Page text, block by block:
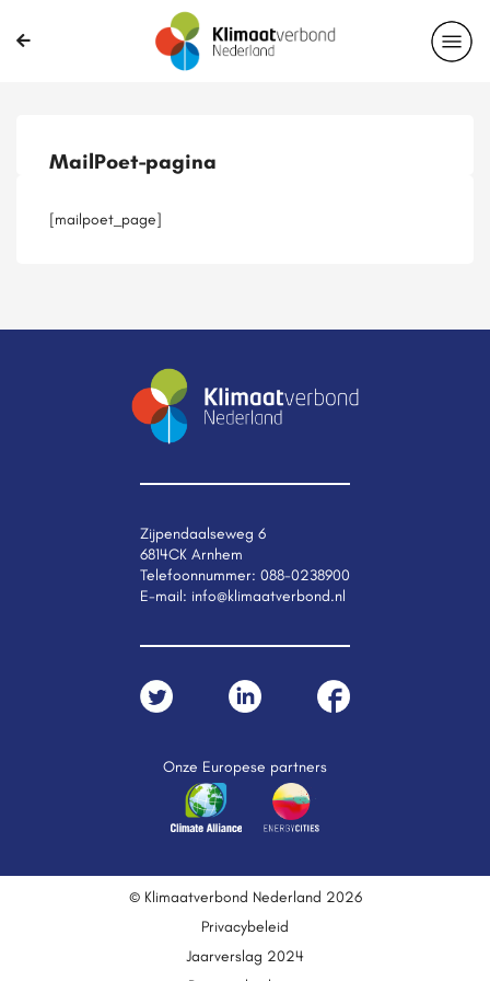
Casussen
MailPoet-pagina
[mailpoet_page]
Zijpendaalseweg 6
6814CK Arnhem
Telefoonnummer: 088-0238900
E-mail: info@klimaatverbond.nl
Onze Europese partners
© Klimaatverbond Nederland 2026
Privacybeleid
Jaarverslag 2024